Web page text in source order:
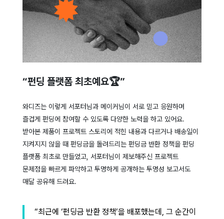
“펀딩 플랫폼 최초예요🏆”
와디즈는 이렇게 서포터님과 메이커님이 서로 믿고 응원하며
즐겁게 펀딩에 참여할 수 있도록 다양한 노력을 하고 있어요.
받아본 제품이 프로젝트 스토리에 적힌 내용과 다르거나 배송일이
지켜지지 않을 때 펀딩금을 돌려드리는 펀딩금 반환 정책을 펀딩
플랫폼 최초로 만들었고, 서포터님이 제보해주신 프로젝트
문제점을 빠르게 파악하고 투명하게 공개하는 투명성 보고서도
매달 공유해 드려요.
“최근에 ‘펀딩금 반환 정책’을 배포했는데, 그 순간이